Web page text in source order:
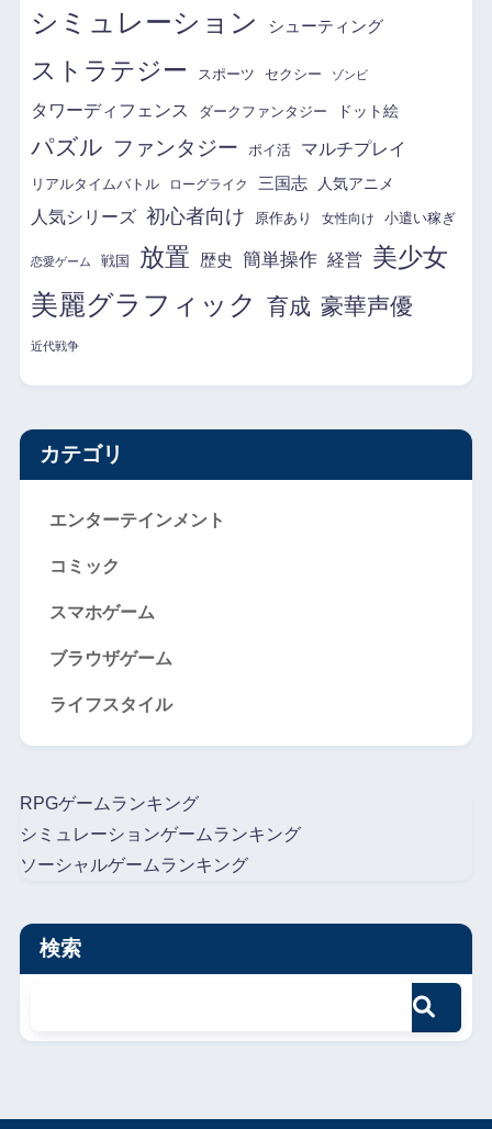
シミュレーション シューティング
ストラテジー スポーツ セクシー ゾンビ
タワーディフェンス ダークファンタジー ドット絵
パズル ファンタジー ポイ活 マルチプレイ
リアルタイムバトル ローグライク 三国志 人気アニメ
人気シリーズ 初心者向け 原作あり 女性向け 小遣い稼ぎ
恋愛ゲーム 戦国 放置 歴史 簡単操作 経営 美少女
美麗グラフィック 育成 豪華声優
近代戦争
カテゴリ
エンターテインメント
コミック
スマホゲーム
ブラウザゲーム
ライフスタイル
RPGゲームランキング
シミュレーションゲームランキング
ソーシャルゲームランキング
検索